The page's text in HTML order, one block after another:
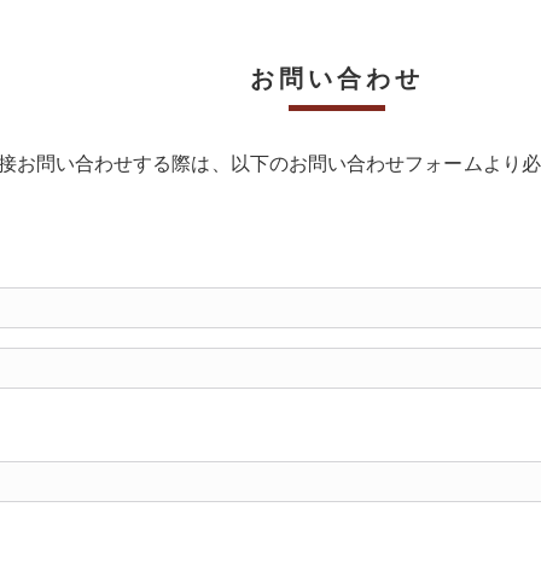
お問い合わせ
お問い合わせする際は、以下のお問い合わせフォームより